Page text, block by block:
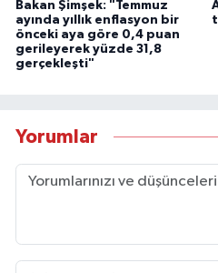
Bakan Şimşek: "Temmuz
ayında yıllık enflasyon bir
önceki aya göre 0,4 puan
gerileyerek yüzde 31,8
gerçekleşti"
Yorumlar